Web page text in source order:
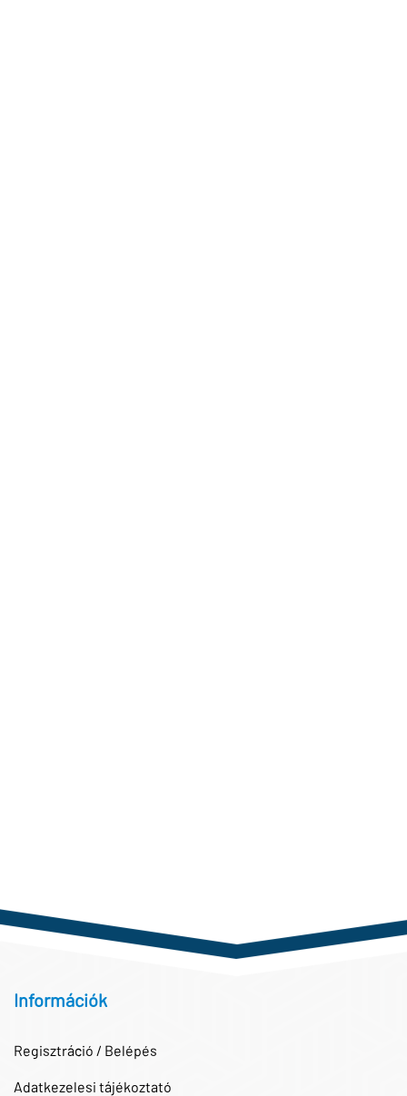
Információk
Regisztráció / Belépés
Adatkezelesi tájékoztató